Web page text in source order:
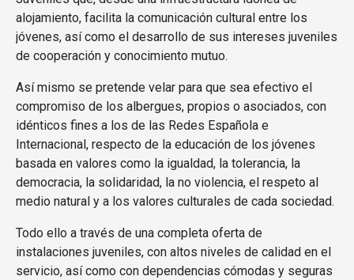
alojamiento, facilita la comunicación cultural entre los
jóvenes, así como el desarrollo de sus intereses juveniles
de cooperación y conocimiento mutuo.
Así mismo se pretende velar para que sea efectivo el
compromiso de los albergues, propios o asociados, con
idénticos fines a los de las Redes Española e
Internacional, respecto de la educación de los jóvenes
basada en valores como la igualdad, la tolerancia, la
democracia, la solidaridad, la no violencia, el respeto al
medio natural y a los valores culturales de cada sociedad.
Todo ello a través de una completa oferta de
instalaciones juveniles, con altos niveles de calidad en el
servicio, así como con dependencias cómodas y seguras